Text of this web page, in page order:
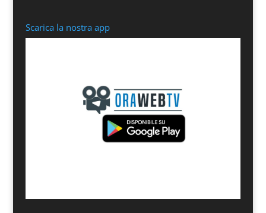
Scarica la nostra app